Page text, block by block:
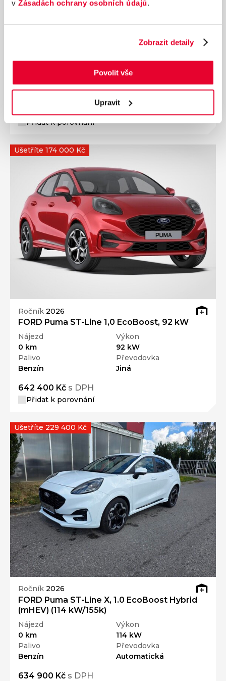
v Zásadách ochrany osobních údajů.
Zobrazit detaily
Povolit vše
Upravit
Ročník2025
(mHEV) 92 kW vč. zimních pneu
Nájezd
Výkon
92 kW
Benzín
Manuální
Přidat k porovnání
Ročník 2026
FORD Puma ST-Line 1,0 EcoBoost, 92 kW
Nájezd
0 km
Výkon
92 kW
Palivo
Benzín
Převodovka
Jiná
642 400 Kč s DPH
Přidat k porovnání
Ušetříte 174 000 Kč
Ročník 2026
FORD Puma ST-Line X, 1.0 EcoBoost Hybrid
(mHEV) (114 kW/155k)
Nájezd
0 km
Výkon
114 kW
Palivo
Benzín
Převodovka
Automatická
634 900 Kč s DPH
Ušetříte 229 400 Kč